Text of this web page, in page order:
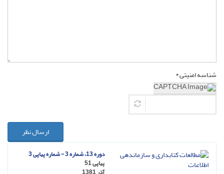
شناسه امنیتی *
ارسال نظر
دوره 13، شماره 3 - شماره پیاپی 3
پیاپی 51